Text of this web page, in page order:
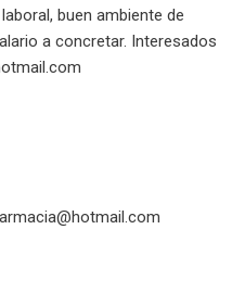
buen ambiente de
a concretar. Interesados